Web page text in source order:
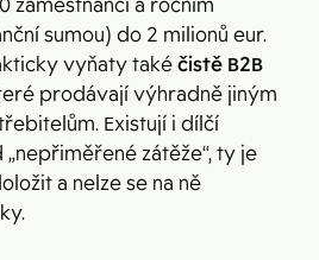
zaměstnanci a ročním
sumou) do 2 milionů eur.
vyňaty takéčistě B2B
prodávají výhradně jiným
Existují i dílčí
zátěže“, ty je
a nelze se na ně